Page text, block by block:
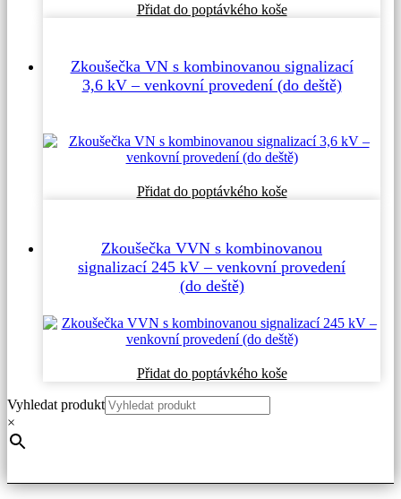
Přidat do poptávkého koše
Zkoušečka VN s kombinovanou signalizací
3,6 kV – venkovní provedení (do deště)
Přidat do poptávkého koše
Zkoušečka VVN s kombinovanou
signalizací 245 kV – venkovní provedení
(do deště)
Přidat do poptávkého koše
Vyhledat produkt
×